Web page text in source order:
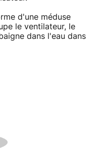
d'une méduse
le ventilateur, le
dans l'eau dans